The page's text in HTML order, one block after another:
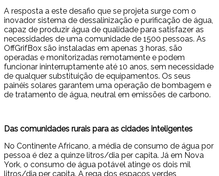
A resposta a este desafio que se projeta surge com o
inovador sistema de dessalinização e purificação de água,
capaz de produzir água de qualidade para satisfazer as
necessidades de uma comunidade de 1500 pessoas. As
OffGrifBox são instaladas em apenas 3 horas, são
operadas e monitorizadas remotamente e podem
funcionar ininterruptamente até 10 anos, sem necessidade
de qualquer substituição de equipamentos. Os seus
painéis solares garantem uma operação de bombagem e
de tratamento de água, neutral em emissões de carbono.
Das comunidades rurais para as cidades inteligentes
No Continente Africano, a média de consumo de água por
pessoa é dez a quinze litros/dia per capita. Já em Nova
York, o consumo de água potável atinge os dois mil
litros/dia per capita. A rega dos espaços verdes